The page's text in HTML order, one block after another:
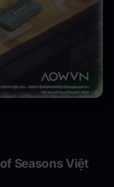
Seasons Việt